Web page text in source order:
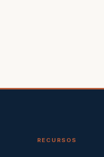
RECURSOS